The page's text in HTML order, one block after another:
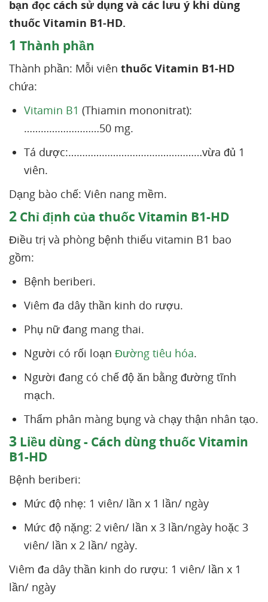
bạn đọc cách sử dụng và các lưu ý khi dùng
thuốc Vitamin B1-HD.
1 Thành phần
Thành phần: Mỗi viên thuốc Vitamin B1-HD
chứa:
Vitamin B1 (Thiamin mononitrat):
………………………50 mg.
Tá dược:…………………………………………vừa đủ 1
viên.
Dạng bào chế: Viên nang mềm.
2 Chỉ định của thuốc Vitamin B1-HD
Điều trị và phòng bệnh thiếu vitamin B1 bao
gồm:
Bệnh beriberi.
Viêm đa dây thần kinh do rượu.
Phụ nữ đang mang thai.
Người có rối loạn Đường tiêu hóa.
Người đang có chế độ ăn bằng đường tĩnh
mạch.
Thẩm phân màng bụng và chạy thận nhân tạo.
3 Liều dùng - Cách dùng thuốc Vitamin
B1-HD
Bệnh beriberi:
Mức độ nhẹ: 1 viên/ lần x 1 lần/ ngày
Mức độ nặng: 2 viên/ lần x 3 lần/ngày hoặc 3
viên/ lần x 2 lần/ ngày.
Viêm đa dây thần kinh do rượu: 1 viên/ lần x 1
lần/ ngày